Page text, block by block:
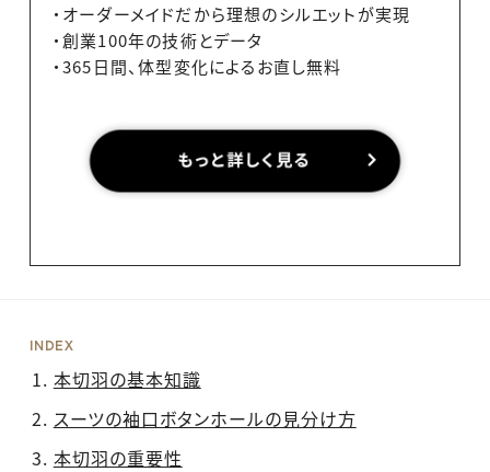
・オーダーメイドだから理想のシルエットが実現
・創業100年の技術とデータ
・365日間、体型変化によるお直し無料
INDEX
本切羽の基本知識
スーツの袖口ボタンホールの見分け方
本切羽の重要性